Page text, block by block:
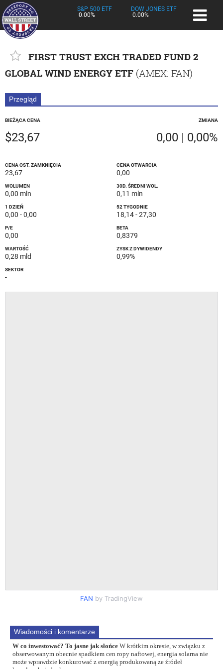
S&P 500 ETF
0.00%
DOW JONES ETF
0.00%
FIRST TRUST EXCH TRADED FUND 2
GLOBAL WIND ENERGY ETF (AMEX: FAN)
Przegląd
BIEŻĄCA CENA
$23,67
ZMIANA
0,00 | 0,00%
CENA OST. ZAMKNIĘCIA
23,67
CENA OTWARCIA
0,00
WOLUMEN
0,00 mln
30D. ŚREDNI WOL.
0,11 mln
1 DZIEŃ
0,00 -0,00
52 TYGODNIE
18,14-27,30
P/E
0,00
BETA
0,8379
WARTOŚĆ
0,28 mld
ZYSK Z DYWIDENDY
0,99%
SEKTOR
-
FAN by TradingView
Wiadomości i komentarze
W co inwestować? To jasne jak słońce W krótkim okresie, w związku z
obserwowanym obecnie spadkiem cen ropy naftowej, energia solarna nie
może wprawdzie konkurować z energią produkowaną ze źródeł